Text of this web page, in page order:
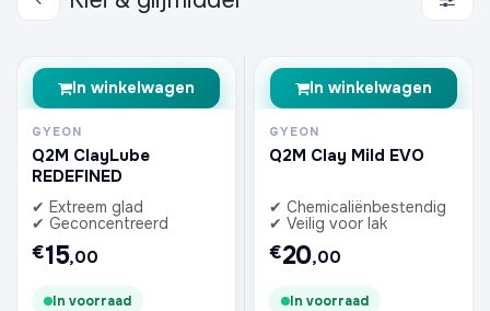
In winkelwagen
GYEON
Q2M ClayLube
REDEFINED
✔ Extreem glad
✔ Geconcentreerd
€15,00
In voorraad
In winkelwagen
GYEON
Q2M Clay Mild EVO
✔ Chemicaliënbestendig
✔ Veilig voor lak
€20,00
In voorraad